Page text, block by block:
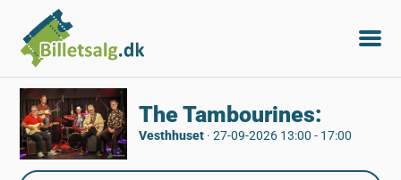
The Tambourines:
Vesthhuset· 27-09-2026 13:00 - 17:00